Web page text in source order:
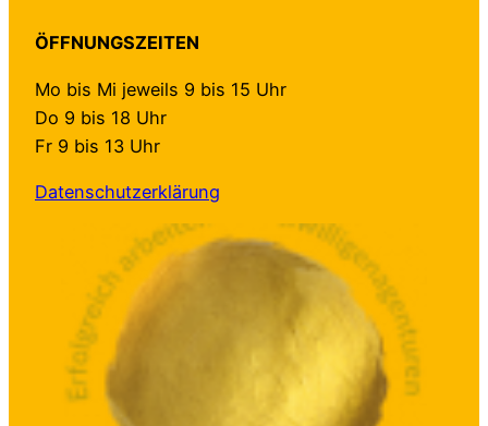
ÖFFNUNGSZEITEN
Mo bis Mi jeweils 9 bis 15 Uhr
Do 9 bis 18 Uhr
Fr 9 bis 13 Uhr
Datenschutzerklärung